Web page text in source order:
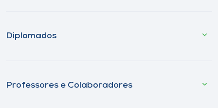
Diplomados
Professores e Colaboradores